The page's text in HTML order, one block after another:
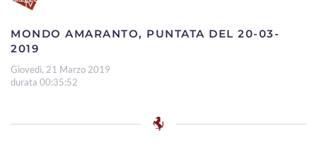
MONDO AMARANTO, PUNTATA DEL 20-03-
2019
Giovedì, 21 Marzo 2019
durata 00:35:52